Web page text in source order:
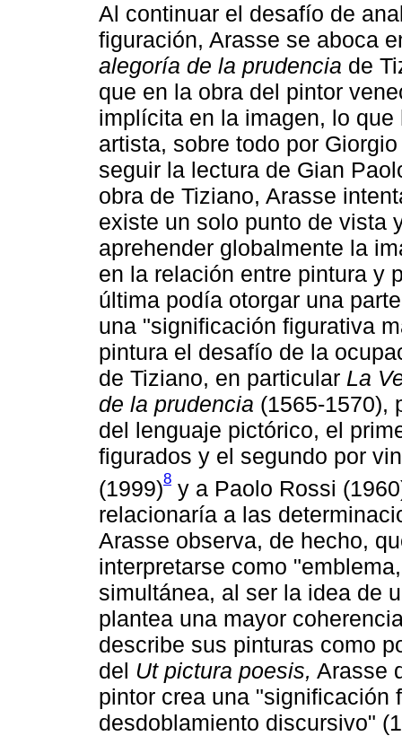
Al continuar el desafío de
figuración, Arasse se aboca
alegoría de la prudencia de
que en la obra del pintor
implícita en la imagen, lo
artista, sobre todo por
seguir la lectura de Gian
obra de Tiziano, Arasse
existe un solo punto de vista
aprehender globalmente la
en la relación entre pintura y
última podía otorgar una
una "significación figurativa
pintura el desafío de la
de Tiziano, en particular La
de la prudencia (1565-1570),
del lenguaje pictórico, el
figurados y el segundo por
(1999)8 y a Paolo Rossi
relacionaría a las
Arasse observa, de hecho,
interpretarse como
simultánea, al ser la idea de
plantea una mayor
describe sus pinturas como
del Ut pictura poesis, Arasse
pintor crea una "significación
desdoblamiento discursivo"